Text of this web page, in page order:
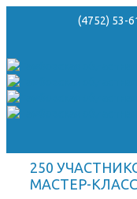
(4752) 53-
250
МАСТЕР-